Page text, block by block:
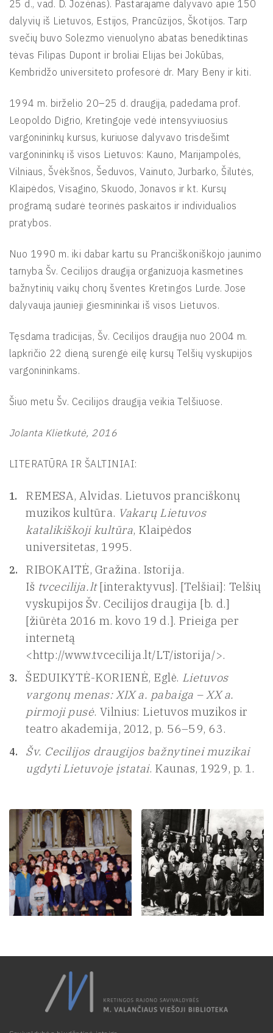
25 d., vad. D. Jozėnas). Pastarajame dalyvavo apie 150
dalyvių iš Lietuvos, Estijos, Prancūzijos, Škotijos. Tarp
svečių buvo Solezmo vienuolyno abatas benediktinas
tėvas Filipas Dupont ir broliai Elijas bei Jokūbas,
Kembridžo universiteto profesorė dr. Mary Beny ir kiti.
1994 m. birželio 20–25 d. draugija, padedama prof.
Leopoldo Digrio, Kretingoje vedė intensyviuosius
vargonininkų kursus, kuriuose dalyvavo trisdešimt
vargonininkų iš visos Lietuvos: Kauno, Marijampolės,
Vilniaus, Švėkšnos, Šeduvos, Vainuto, Jurbarko, Šilutės,
Klaipėdos, Visagino, Skuodo, Jonavos ir kt. Kursų
programą sudarė teorinės paskaitos ir individualios
pratybos.
Nuo 1990 m. iki dabar kartu su Pranciškoniškojo jaunimo
tarnyba Šv. Cecilijos draugija organizuoja kasmetines
bažnytinių vaikų chorų šventes Kretingos Lurde. Jose
dalyvauja jaunieji giesmininkai iš visos Lietuvos.
Tęsdama tradicijas, Šv. Cecilijos draugija nuo 2004 m.
lapkričio 22 dieną surengė eilę kursų Telšių vyskupijos
vargonininkams.
Šiuo metu Šv. Cecilijos draugija veikia Telšiuose.
Jolanta Klietkutė, 2016
LITERATŪRA IR ŠALTINIAI:
REMESA, Alvidas. Lietuvos pranciškonų
muzikos kultūra. Vakarų Lietuvos
katalikiškoji kultūra, Klaipėdos
universitetas, 1995.
RIBOKAITĖ, Gražina. Istorija.
Iš tvcecilija.lt[interaktyvus]. [Telšiai]: Telšių
vyskupijos Šv. Cecilijos draugija [b. d.]
[žiūrėta 2016 m. kovo 19 d.]. Prieiga per
internetą
<http://www.tvcecilija.lt/LT/istorija/>.
ŠEDUIKYTĖ-KORIENĖ, Eglė. Lietuvos
vargonų menas: XIX a. pabaiga – XX a.
pirmoji pusė. Vilnius: Lietuvos muzikos ir
teatro akademija, 2012, p. 56–59, 63.
Šv. Cecilijos draugijos bažnytinei muzikai
ugdyti Lietuvoje įstatai. Kaunas, 1929, p. 1.